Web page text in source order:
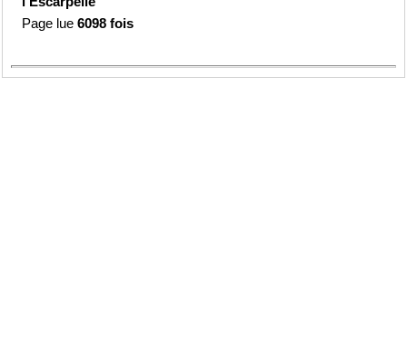
Page lue6098 fois